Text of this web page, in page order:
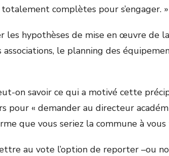
complètes pour s’engager. »
les hypothèses de mise en œuvre de
le planning des
on savoir ce qui a motivé cette
« demander au directeur
que vous seriez la commune à
au vote l’option de reporter –ou